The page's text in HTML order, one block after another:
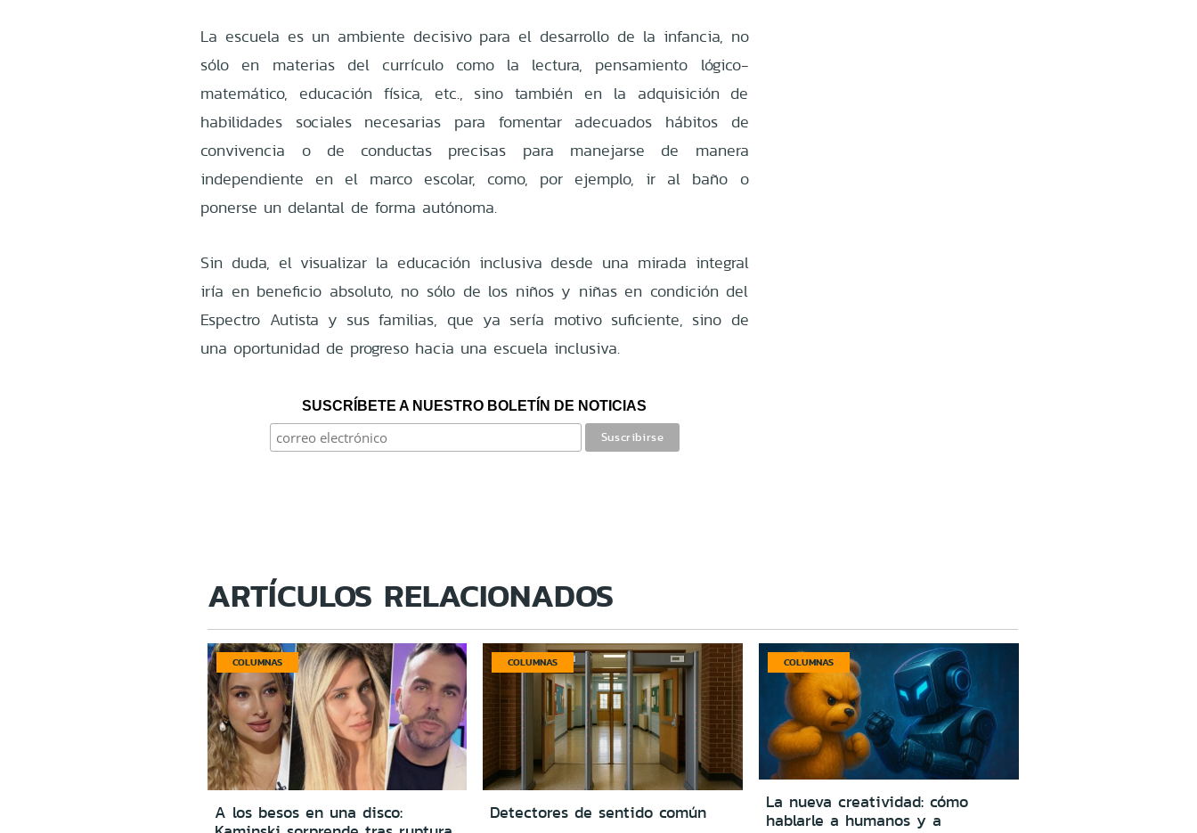
La escuela es un ambiente decisivo para el desarrollo de la infancia, no
sólo en materias del currículo como la lectura, pensamiento lógico-
matemático, educación física, etc., sino también en la adquisición de
habilidades sociales necesarias para fomentar adecuados hábitos de
convivencia o de conductas precisas para manejarse de manera
independiente en el marco escolar, como, por ejemplo, ir al baño o
ponerse un delantal de forma autónoma.
Sin duda, el visualizar la educación inclusiva desde una mirada integral
iría en beneficio absoluto, no sólo de los niños y niñas en condición del
Espectro Autista y sus familias, que ya sería motivo suficiente, sino de
una oportunidad de progreso hacia una escuela inclusiva.
SUSCRÍBETE A NUESTRO BOLETÍN DE NOTICIAS
ARTÍCULOS RELACIONADOS
COLUMNAS
A los besos en una disco:
COLUMNAS
Detectores de sentido común
COLUMNAS
La nueva creatividad: cómo
hablarle a humanos y a